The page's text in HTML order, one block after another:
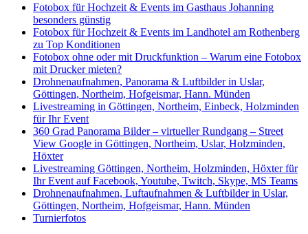
Fotobox für Hochzeit & Events im Gasthaus Johanning
besonders günstig
Fotobox für Hochzeit & Events im Landhotel am Rothenberg
zu Top Konditionen
Fotobox ohne oder mit Druckfunktion – Warum eine Fotobox
mit Drucker mieten?
Drohnenaufnahmen, Panorama & Luftbilder in Uslar,
Göttingen, Northeim, Hofgeismar, Hann. Münden
Livestreaming in Göttingen, Northeim, Einbeck, Holzminden
für Ihr Event
360 Grad Panorama Bilder – virtueller Rundgang – Street
View Google in Göttingen, Northeim, Uslar, Holzminden,
Höxter
Livestreaming Göttingen, Northeim, Holzminden, Höxter für
Ihr Event auf Facebook, Youtube, Twitch, Skype, MS Teams
Drohnenaufnahmen, Luftaufnahmen & Luftbilder in Uslar,
Göttingen, Northeim, Hofgeismar, Hann. Münden
Turnierfotos